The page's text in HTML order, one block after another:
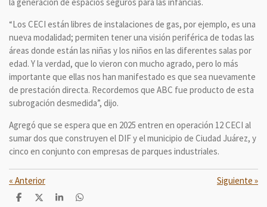
“Los CECI están libres de instalaciones de gas, por ejemplo, es una
nueva modalidad; permiten tener una visión periférica de todas las
áreas donde están las niñas y los niños en las diferentes salas por
edad. Y la verdad, que lo vieron con mucho agrado, pero lo más
importante que ellas nos han manifestado es que sea nuevamente
de prestación directa. Recordemos que ABC fue producto de esta
subrogación desmedida”, dijo.
Agregó que se espera que en 2025 entren en operación 12 CECI al
sumar dos que construyen el DIF y el municipio de Ciudad Juárez, y
cinco en conjunto con empresas de parques industriales.
« Anterior Siguiente »
C
C
C
C